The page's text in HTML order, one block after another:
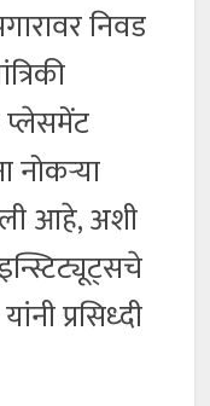
निवड
प्लेसमेंट
नोकऱ्या
आहे, अशी
प्रसिध्दी